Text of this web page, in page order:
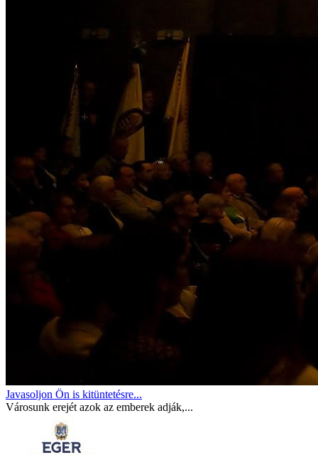
Javasoljon Ön is kitüntetésre...
Városunk erejét azok az emberek adják,...